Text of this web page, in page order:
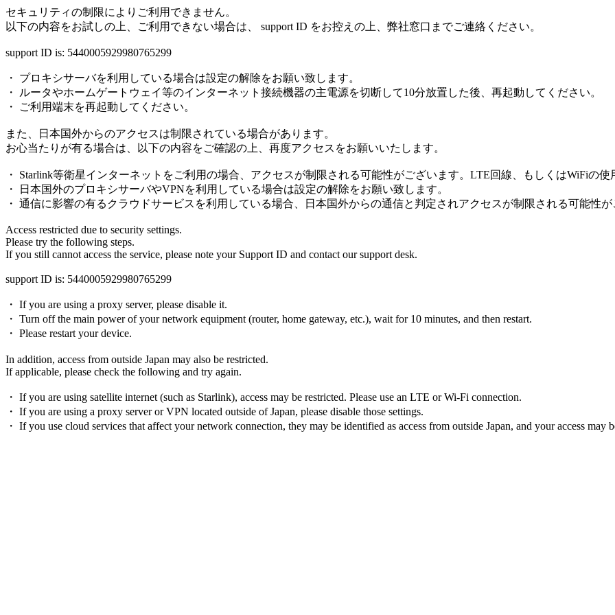
セキュリティの制限によりご利用できません。
以下の内容をお試しの上、ご利用できない場合は、 support ID をお控えの上、弊社窓口までご連絡ください。
support ID is: 5440005929980765299
・ プロキシサーバを利用している場合は設定の解除をお願い致します。
・ ルータやホームゲートウェイ等のインターネット接続機器の主電源を切断して10分放置した後、再起動してください。
・ ご利用端末を再起動してください。
また、日本国外からのアクセスは制限されている場合があります。
お心当たりが有る場合は、以下の内容をご確認の上、再度アクセスをお願いいたします。
・ Starlink等衛星インターネットをご利用の場合、アクセスが制限される可能性がございます。LTE回線、もしくはWiFiの使
・ 日本国外のプロキシサーバやVPNを利用している場合は設定の解除をお願い致します。
・ 通信に影響の有るクラウドサービスを利用している場合、日本国外からの通信と判定されアクセスが制限される可能性が
Access restricted due to security settings.
Please try the following steps.
If you still cannot access the service, please note your Support ID and contact our support desk.
support ID is: 5440005929980765299
・ If you are using a proxy server, please disable it.
・ Turn off the main power of your network equipment (router, home gateway, etc.), wait for 10 minutes, and then restart.
・ Please restart your device.
In addition, access from outside Japan may also be restricted.
If applicable, please check the following and try again.
・ If you are using satellite internet (such as Starlink), access may be restricted. Please use an LTE or Wi-Fi connection.
・ If you are using a proxy server or VPN located outside of Japan, please disable those settings.
・ If you use cloud services that affect your network connection, they may be identified as access from outside Japan, and your access may